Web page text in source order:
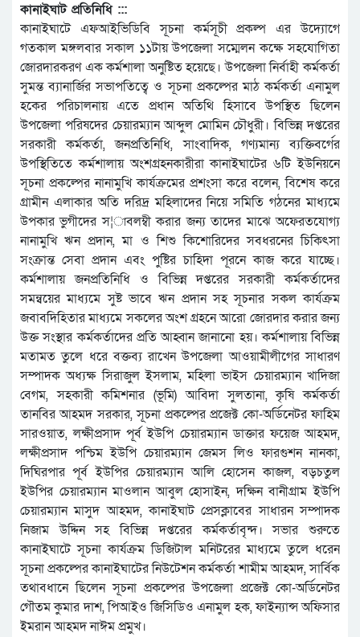
কানাইঘাট প্রতিনিধি :::
কানাইঘাটে এফআইভিডিবি সূচনা কর্মসূচী প্রকল্প এর উদ্যোগে
গতকাল মঙ্গলবার সকাল ১১টায় উপজেলা সম্মেলন কক্ষে সহযোগিতা
জোরদারকরণ এক কর্মশালা অনুষ্টিত হয়েছে। উপজেলা নির্বাহী কর্মকর্তা
সুমন্ত ব্যানার্জির সভাপতিত্বে ও সূচনা প্রকল্পের মাঠ কর্মকর্তা এনামুল
হকের পরিচালনায় এতে প্রধান অতিথি হিসাবে উপস্থিত ছিলেন
উপজেলা পরিষদের চেয়ারম্যান আব্দুল মোমিন চৌধুরী। বিভিন্ন দপ্তরের
সরকারী কর্মকর্তা, জনপ্রতিনিধি, সাংবাদিক, গণ্যমান্য ব্যক্তিবর্গের
উপস্থিতিতে কর্মশালায় অংশগ্রহনকারীরা কানাইঘাটের ৬টি ইউনিয়নে
সূচনা প্রকল্পের নানামুখি কার্যক্রমের প্রশংসা করে বলেন, বিশেষ করে
গ্রামীন এলাকার অতি দরিদ্র মহিলাদের নিয়ে সমিতি গঠনের মাধ্যমে
উপকার ভুগীদের স¦াবলম্বী করার জন্য তাদের মাঝে অফেরতযোগ্য
নানামুখি ঋন প্রদান, মা ও শিশু কিশোরিদের সবধরনের চিকিৎসা
সংক্রান্ত সেবা প্রদান এবং পুষ্টির চাহিদা পূরনে কাজ করে যাচ্ছে।
কর্মশালায় জনপ্রতিনিধি ও বিভিন্ন দপ্তরের সরকারী কর্মকর্তাদের
সমন্বয়ের মাধ্যমে সুষ্ট ভাবে ঋন প্রদান সহ সূচনার সকল কার্যক্রম
জবাবদিহিতার মাধ্যমে সকলের অংশ গ্রহনে আরো জোরদার করার জন্য
উক্ত সংস্থার কর্মকর্তাদের প্রতি আহ্বান জানানো হয়। কর্মশালায় বিভিন্ন
মতামত তুলে ধরে বক্তব্য রাখেন উপজেলা আওয়ামীলীগের সাধারণ
সম্পাদক অধ্যক্ষ সিরাজুল ইসলাম, মহিলা ভাইস চেয়ারম্যান খাদিজা
বেগম, সহকারী কমিশনার (ভূমি) আবিদা সুলতানা, কৃষি কর্মকর্তা
তানবির আহমদ সরকার, সূচনা প্রকল্পের প্রজেক্ট কো-অর্ডিনেটর ফাহিম
সারওয়াত, লক্ষীপ্রসাদ পূর্ব ইউপি চেয়ারম্যান ডাক্তার ফয়েজ আহমদ,
লক্ষীপ্রসাদ পশ্চিম ইউপি চেয়ারম্যান জেমস লিও ফারগুশন নানকা,
দিঘিরপার পূর্ব ইউপির চেয়ারম্যান আলি হোসেন কাজল, বড়চতুল
ইউপির চেয়ারম্যান মাওলান আবুল হোসাইন, দক্ষিন বানীগ্রাম ইউপি
চেয়ারম্যান মাসুদ আহমদ, কানাইঘাট প্রেসক্লাবের সাধারন সম্পাদক
নিজাম উদ্দিন সহ বিভিন্ন দপ্তরের কর্মকর্তাবৃন্দ। সভার শুরুতে
কানাইঘাটে সূচনা কার্যক্রম ডিজিটাল মনিটরের মাধ্যমে তুলে ধরেন
সূচনা প্রকল্পের কানাইঘাটের নিউটেশন কর্মকর্তা শামীম আহমদ, সার্বিক
তথাবধানে ছিলেন সূচনা প্রকল্পের উপজেলা প্রজেক্ট কো-অর্ডিনেটর
গৌতম কুমার দাশ, পিআইও জিসিডিও এনামুল হক, ফাইন্যান্স অফিসার
ইমরান আহমদ নাঈম প্রমুখ।